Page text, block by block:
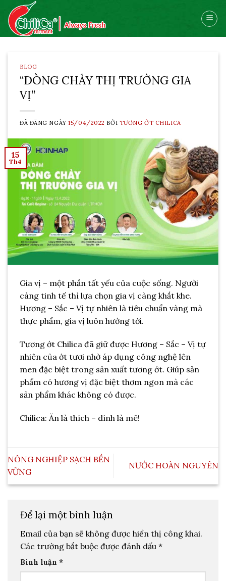
Skip
content
BLOG
“DÒNG CHẢY THỊ TRƯỜNG GIA
VỊ”
ĐÃ ĐĂNG NGÀY15/04/2022 BỞI TƯƠNG ỚT CHILICA
15
Th4
Gia vị – một phần tất yếu của cuộc sống. Người
càng tinh tế thì lựa chọn gia vị càng khắt khe.
Hương – Sắc – Vị tự nhiên là tiêu chuẩn vàng mà
thực phẩm, gia vị luôn hướng tới.
Tương ớt Chilica đã giữ được Hương – Sắc – Vị tự
nhiên của ớt tươi nhờ áp dụng công nghệ lên
men đặc biệt trong sản xuất tương ớt. Giúp sản
phẩm có hương vị đặc biệt thơm ngon mà các
sản phẩm khác không có được.
Chilica: Ăn là thích – dính là mê!
NÔNG NGHIỆP SẠCH BỀN
VỮNG
NƯỚC HOÀN NGUYÊN
Để lại một bình luận
Email của bạn sẽ không được hiển thị công khai.
Các trường bắt buộc được đánh dấu *
Bình luận *